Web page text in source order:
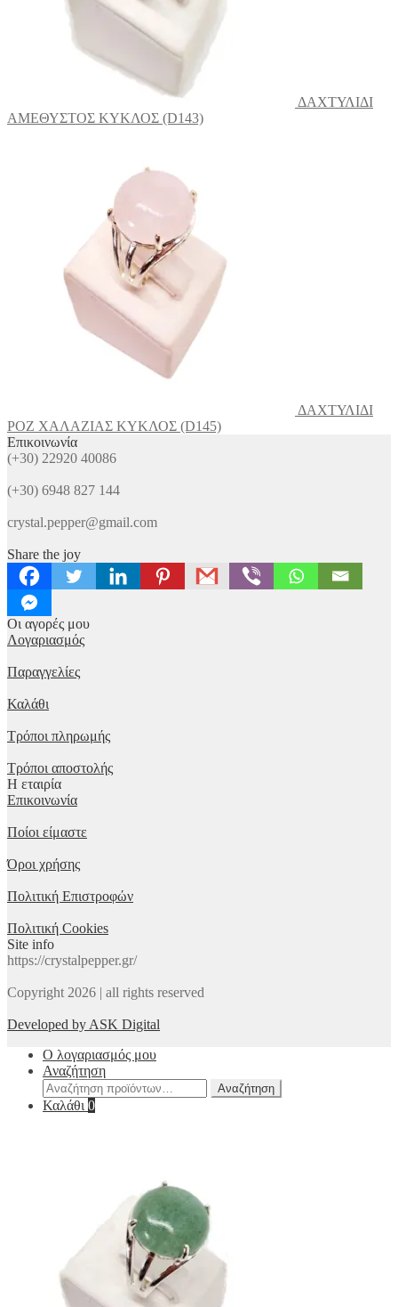
ΔΑΧΤΥΛΙΔΙ
ΑΜΕΘΥΣΤΟΣ ΚΥΚΛΟΣ (D143)
ΔΑΧΤΥΛΙΔΙ
ΡΟΖ ΧΑΛΑΖΙΑΣ ΚΥΚΛΟΣ (D145)
Επικοινωνία
(+30) 22920 40086
(+30) 6948 827 144
crystal.pepper@gmail.com
Share the joy
Οι αγορές μου
Λογαριασμός
Παραγγελίες
Καλάθι
Τρόποι πληρωμής
Τρόποι αποστολής
Η εταιρία
Επικοινωνία
Ποίοι είμαστε
Όροι χρήσης
Πολιτική Επιστροφών
Πολιτική Cookies
Site info
https://crystalpepper.gr/
Copyright 2026 | all rights reserved
Developed by ASK Digital
Ο λογαριασμός μου
Αναζήτηση
Αναζήτηση
για:
Αναζήτηση
Καλάθι 0